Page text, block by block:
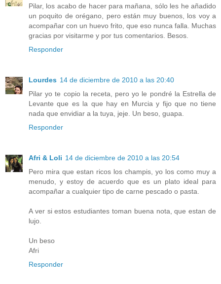
Pilar, los acabo de hacer para mañana, sólo les he añadido
un poquito de orégano, pero están muy buenos, los voy a
acompañar con un huevo frito, que eso nunca falla. Muchas
gracias por visitarme y por tus comentarios. Besos.
Responder
Lourdes 14 de diciembre de 2010 a las 20:40
Pilar yo te copio la receta, pero yo le pondré la Estrella de
Levante que es la que hay en Murcia y fijo que no tiene
nada que envidiar a la tuya, jeje. Un beso, guapa.
Responder
Afri & Loli 14 de diciembre de 2010 a las 20:54
Pero mira que estan ricos los champis, yo los como muy a
menudo, y estoy de acuerdo que es un plato ideal para
acompañar a cualquier tipo de carne pescado o pasta.
A ver si estos estudiantes toman buena nota, que estan de
lujo.
Un beso
Afri
Responder